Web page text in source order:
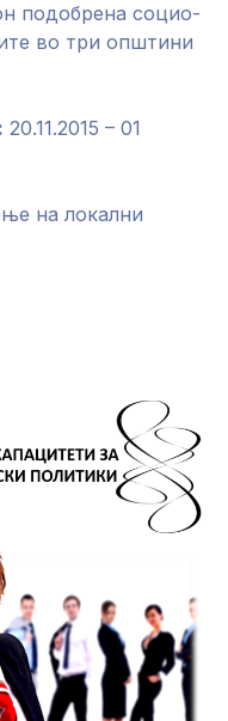
подобрена социо-
во три општини
20.11.2015 – 01
на локални